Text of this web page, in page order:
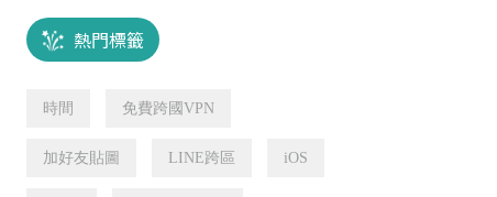
熱門標籤
時間 免費跨國VPN
加好友貼圖 LINE跨區 iOS